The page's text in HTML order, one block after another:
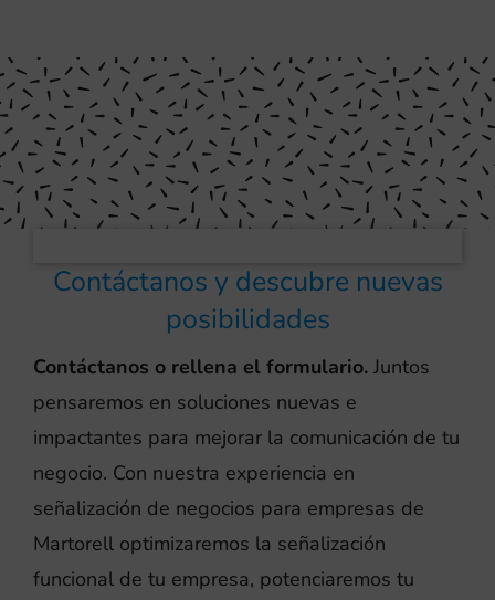
Contáctanos y descubre nuevas
posibilidades
Contáctanos o rellena el formulario. Juntos
pensaremos en soluciones nuevas e
impactantes para mejorar la comunicación de tu
negocio. Con nuestra experiencia en
señalización de negocios para empresas de
Martorell optimizaremos la señalización
funcional de tu empresa, potenciaremos tu